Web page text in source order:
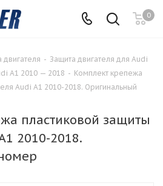
0
двигателя - Защита двигателя для Audi
A1 2010 — 2018 - Комплект крепежа
Audi A1 2010-2018. Оригинальный
пластиковой защиты
2010-2018.